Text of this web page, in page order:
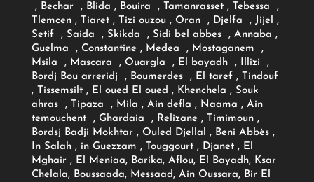
, Bechar , Blida , Bouira , Tamanrasset , Tebessa ,
Tlemcen , Tiaret , Tizi ouzou , Oran , Djelfa , Jijel ,
Setif , Saida , Skikda , Sidi bel abbes , Annaba ,
Guelma , Constantine , Medea , Mostaganem ,
Msila , Mascara , Ouargla , El bayadh , Illizi ,
Bordj Bou arreridj , Boumerdes , El taref , Tindouf
, Tissemsilt , El oued El oued , Khenchela , Souk
ahras , Tipaza , Mila , Ain defla , Naama , Ain
temouchent , Ghardaia , Relizane , Timimoun ,
Bordsj Badji Mokhtar , Ouled Djellal , Beni Abbès ,
In Salah , in Guezzam , Touggourt , Djanet , El
Mghair , El Meniaa, Barika, Aflou, El Bayadh, Ksar
Chelala, Boussaada, Messaad, Ain Oussara, Bir El